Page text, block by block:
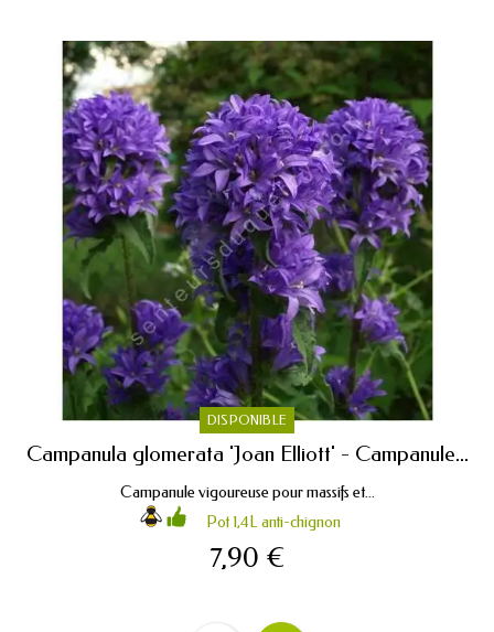
DISPONIBLE
Campanula glomerata 'Joan Elliott' - Campanule...
Campanule vigoureuse pour massifs et...
Pot 1,4L anti-chignon
7,90 €